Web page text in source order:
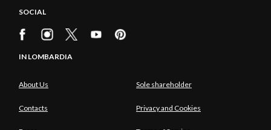
SOCIAL
IN LOMBARDIA
About Us Sole shareholder
Contacts Privacy and Cookies